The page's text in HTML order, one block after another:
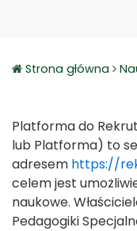
Strona główna
Platforma do
lub Platforma) to
adresem https://
celem jest
naukowe.
Pedagogiki